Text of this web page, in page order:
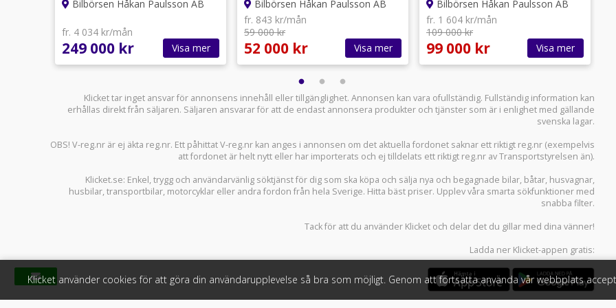
Bilbörsen Håkan Paulsson AB
fr. 4 034 kr/mån
249 000 kr Visa mer
Bilbörsen Håkan Paulsson AB
fr. 843 kr/mån
59 000 kr
52 000 kr Visa mer
Bilbörsen Håkan Paulsson AB
fr. 1 604 kr/mån
109 000 kr
99 000 kr Visa mer
Klicket tar inget ansvar för annonsens innehåll eller tillgänglighet. Annonsen kan vara ofullständig. Fullständig information kan
erhållas direkt från säljaren. Säljaren ansvarar för att de endast annonsera produkter och tjänster som är i enlighet med gällande
svenska lagar.
OBS! V-reg.nr är ej äkta reg.nr. Ett påhittat V-reg.nr kan anges i annonsen om det aktuella fordonet saknar ett riktigt reg.nr (exempelvis
att fordonet är helt nytt eller har importerats och ej tilldelats ett riktigt reg.nr av Transportstyrelsen än).
Klicket.se: Enkel, trygg och användarvänlig söktjänst för dig som ska köpa och sälja nya och begagnade bilar, båtar, husvagnar,
husbilar,transportbilar, motorcyklar eller andra fordon från hela Sverige. Hitta bäst priser. Upplev våra smarta sökfunktioner med
snabba filter.
Tack för att du använder Klicket och delar det du gillar med dina vänner!
Ladda ner Klicket-appen gratis:
Klicket använder cookies för att göra din användarupplevelse så bra som möjligt. Genom att fortsätta använda vår webbplats